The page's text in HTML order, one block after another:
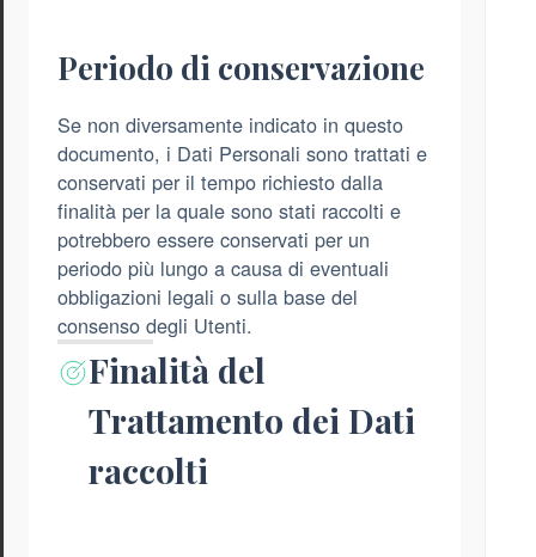
Periodo di conservazione
Se non diversamente indicato in questo
documento, i Dati Personali sono trattati e
conservati per il tempo richiesto dalla
finalità per la quale sono stati raccolti e
potrebbero essere conservati per un
periodo più lungo a causa di eventuali
obbligazioni legali o sulla base del
consenso degli Utenti.
Finalità del
Trattamento dei Dati
raccolti